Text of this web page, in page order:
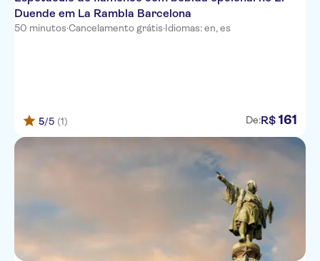
Duende em La Rambla Barcelona
50 minutos·Cancelamento grátis·Idiomas: en, es
5/5 (1) De:R$ 161